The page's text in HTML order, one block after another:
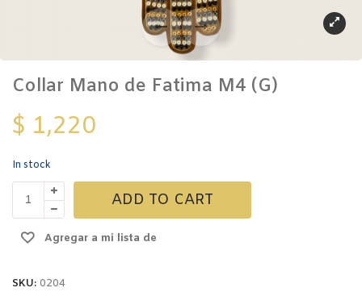
Collar Mano de Fatima M4 (G)
$ 1,220
In stock
Collar
Mano
de
Fatima
(G)
ADD TO CART
Agregar a mi lista de
SKU: 0204